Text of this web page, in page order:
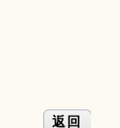
返回